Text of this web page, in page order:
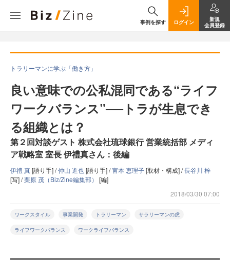
事例を探す ログイン
新規
会員登録
トラリーマンに学ぶ「働き方」
良い意味での公私混同である“ライフ
ワークバランス”──トラが生息でき
る組織とは？
第２回対談ゲスト 株式会社琉球銀行 営業統括部 メディ
ア戦略室 室長 伊禮真さん：後編
伊禮 真[語り手] /仲山 進也[語り手] /宮本 恵理子[取材・構成] /長谷川 梓
[写] /栗原 茂（Biz/Zine編集部） [編]
2018/03/30 07:00
ワークスタイル 事業開発 トラリーマン サラリーマンの虎
ライフワークバランス ワークライフバランス